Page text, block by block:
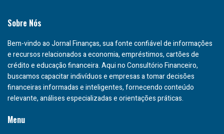
Sobre Nós
Bem-vindo ao Jornal Finanças, sua fonte confiável de informações
e recursos relacionados a economia, empréstimos, cartões de
crédito e educação financeira. Aqui no Consultório Financeiro,
buscamos capacitar indivíduos e empresas a tomar decisões
financeiras informadas e inteligentes, fornecendo conteúdo
relevante, análises especializadas e orientações práticas.
Menu